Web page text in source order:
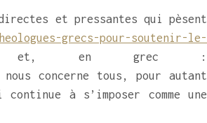
et pressantes qui pèsent
grecs-pour-soutenir-le-
en grec :
concerne tous, pour autant
à s’imposer comme une